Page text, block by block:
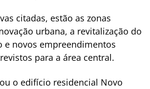
citadas, estão as zonas
urbana, a revitalização do
e novos empreendimentos
para a área central.
o edifício residencial Novo